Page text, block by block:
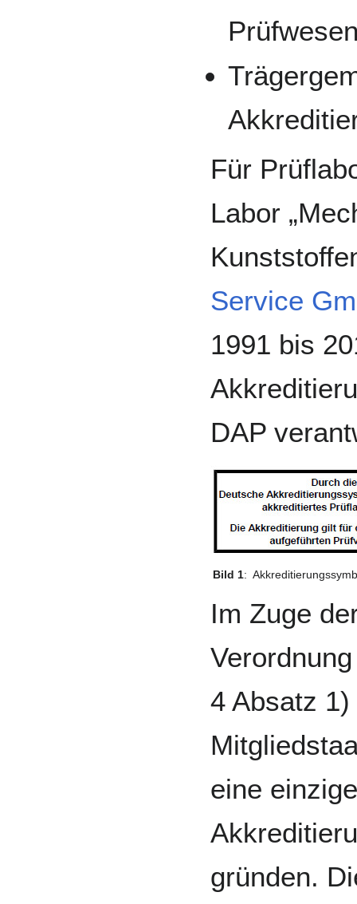
Für
Labor
Service
1991 bis
DAP
Bild 1:
Im Zuge
4 Absatz
eine
gründen.